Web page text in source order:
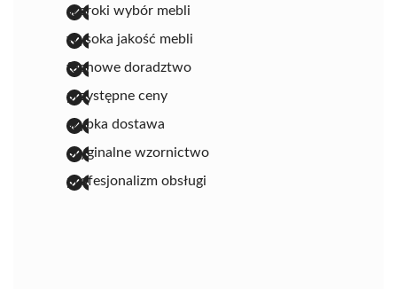
szeroki wybór mebli
wysoka jakość mebli
fachowe doradztwo
przystępne ceny
szybka dostawa
oryginalne wzornictwo
profesjonalizm obsługi